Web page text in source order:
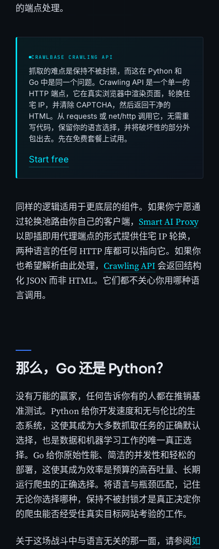
的端点处理。
CRAWLBASE CRAWLING API
抓取的难点是保持不被封锁，而这在 Python 和
Go 中是同一个问题。Crawling API 是一个单一的
HTTP 端点，它在真实浏览器中渲染页面，轮换住
宅 IP，并清除 CAPTCHA，然后返回干净的
HTML。从 requests 或 net/http 调用它，无需重
写代码，保留你的语言选择，并将破坏性的部分外
包出去。先在免费套餐上试用。
Start free
同样的逻辑适用于更底层的组件。如果你宁愿通
过轮换池路由你自己的客户端， Smart AI Proxy
以即插即用代理端点的形式提供住宅 IP 轮换，
两种语言的任何 HTTP 库都可以指向它。如果你
也希望解析由此处理， Crawling API 会返回结构
化 JSON 而非 HTML。它们都不关心你用哪种语
言调用。
那么，Go 还是 Python？
没有万能的赢家，任何告诉你有的人都在推销基
准测试。Python 给你开发速度和无与伦比的生
态系统，这使其成为大多数抓取任务的正确默认
选择，也是数据和机器学习工作的唯一真正选
择。Go 给你原始性能、简洁的并发性和轻松的
部署，这使其成为效率是预算的高吞吐量、长期
运行爬虫的正确选择。将语言与瓶颈匹配，记住
无论你选择哪种，保持不被封锁才是真正决定你
的爬虫能否经受住真实目标网站考验的工作。
关于这场战斗中与语言无关的那一面，请参阅如